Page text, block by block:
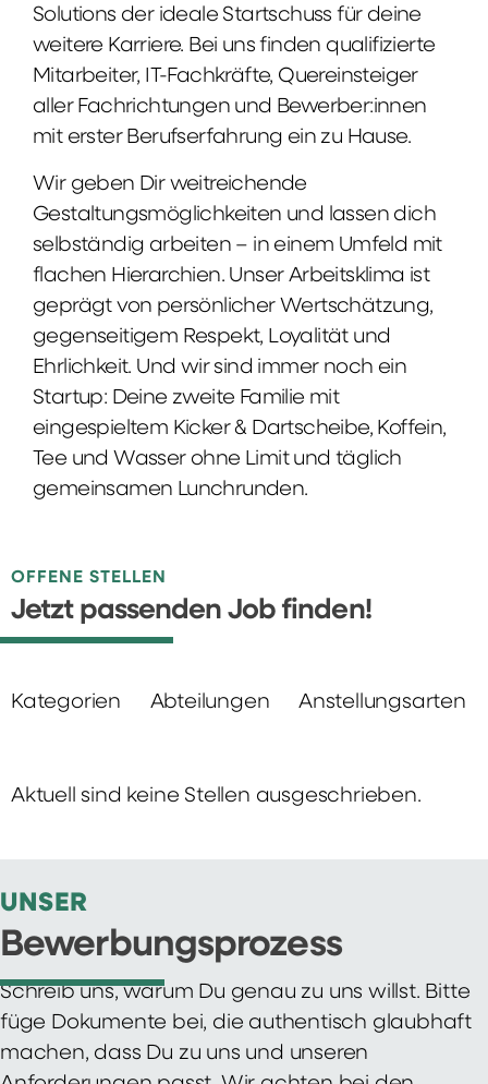
Solutions der ideale Startschuss für deine
weitere Karriere. Bei uns finden qualifizierte
Mitarbeiter, IT-Fachkräfte, Quereinsteiger
aller Fachrichtungen und Bewerber:innen
mit erster Berufserfahrung ein zu Hause.
Wir geben Dir weitreichende
Gestaltungsmöglichkeiten und lassen dich
selbständig arbeiten – in einem Umfeld mit
flachen Hierarchien. Unser Arbeitsklima ist
geprägt von persönlicher Wertschätzung,
gegenseitigem Respekt, Loyalität und
Ehrlichkeit. Und wir sind immer noch ein
Startup: Deine zweite Familie mit
eingespieltem Kicker & Dartscheibe, Koffein,
Tee und Wasser ohne Limit und täglich
gemeinsamen Lunchrunden.
OFFENE STELLEN
Jetzt passenden Job finden!
Kategorien Abteilungen Anstellungsarten
Aktuell sind keine Stellen ausgeschrieben.
UNSER
Bewerbungsprozess
Schreib uns, warum Du genau zu uns willst. Bitte
füge Dokumente bei, die authentisch glaubhaft
machen, dass Du zu uns und unseren